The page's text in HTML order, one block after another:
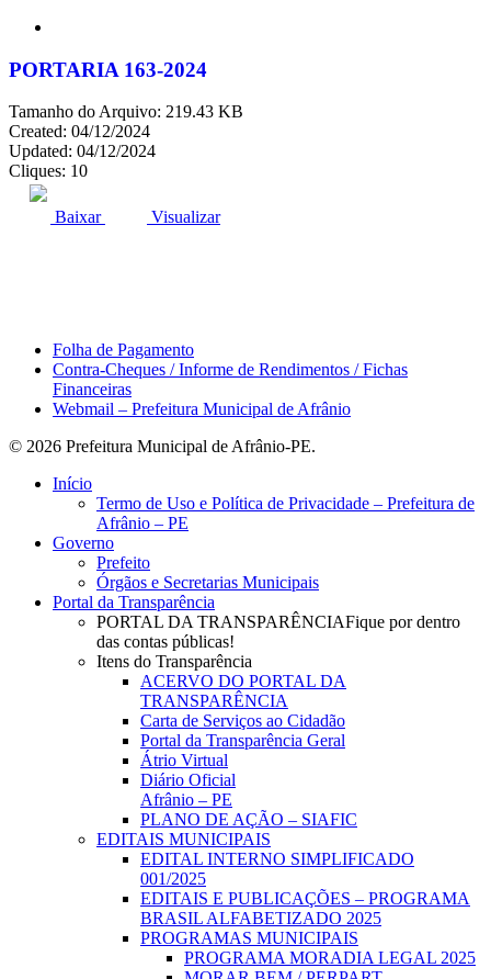
PORTARIA 163-2024
Tamanho do Arquivo: 219.43 KB
Created: 04/12/2024
Updated: 04/12/2024
Cliques: 10
Baixar Visualizar
Folha de Pagamento
Contra-Cheques / Informe de Rendimentos / Fichas
Financeiras
Webmail – Prefeitura Municipal de Afrânio
© 2026 Prefeitura Municipal de Afrânio-PE.
Close
Início
Termo de Uso e Política de Privacidade – Prefeitura de
Afrânio – PE
Governo
Prefeito
Órgãos e Secretarias Municipais
Portal da Transparência
PORTAL DA TRANSPARÊNCIAFique por dentro
das contas públicas!
Itens do Transparência
ACERVO DO PORTAL DA
TRANSPARÊNCIA
Carta de Serviços ao Cidadão
Portal da Transparência Geral
Átrio Virtual
Diário Oficial
Afrânio – PE
PLANO DE AÇÃO – SIAFIC
EDITAIS MUNICIPAIS
EDITAL INTERNO SIMPLIFICADO
001/2025
EDITAIS E PUBLICAÇÕES – PROGRAMA
BRASIL ALFABETIZADO 2025
PROGRAMAS MUNICIPAIS
PROGRAMA MORADIA LEGAL 2025